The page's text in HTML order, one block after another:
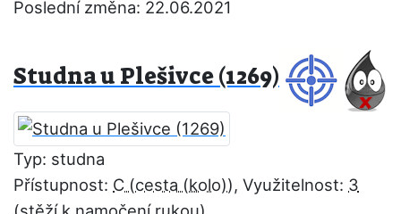
Poslední změna: 22.06.2021
Studna u Plešivce (1269)
Typ: studna
Přístupnost: C , Využitelnost: 3